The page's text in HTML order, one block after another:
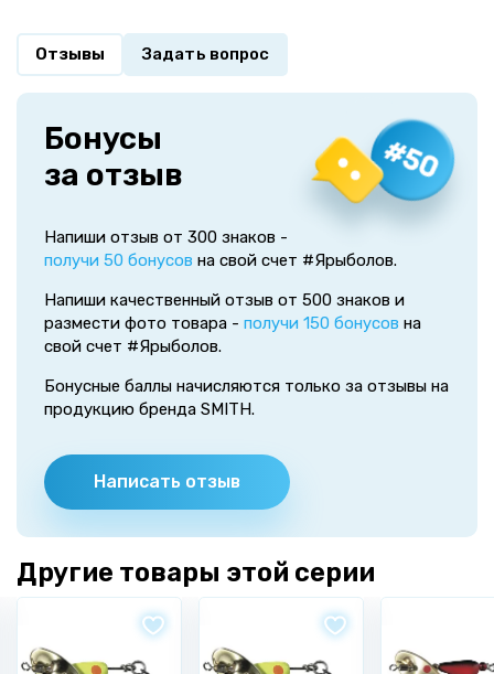
Отзывы Задать вопрос
Бонусы
за отзыв
Напиши отзыв от 300 знаков -
получи 50 бонусов на свой счет #Ярыболов.
Напиши качественный отзыв от 500 знаков и
размести фото товара - получи 150 бонусов на
свой счет #Ярыболов.
Бонусные баллы начисляются только за отзывы на
продукцию бренда SMITH.
Написать отзыв
Другие товары этой серии